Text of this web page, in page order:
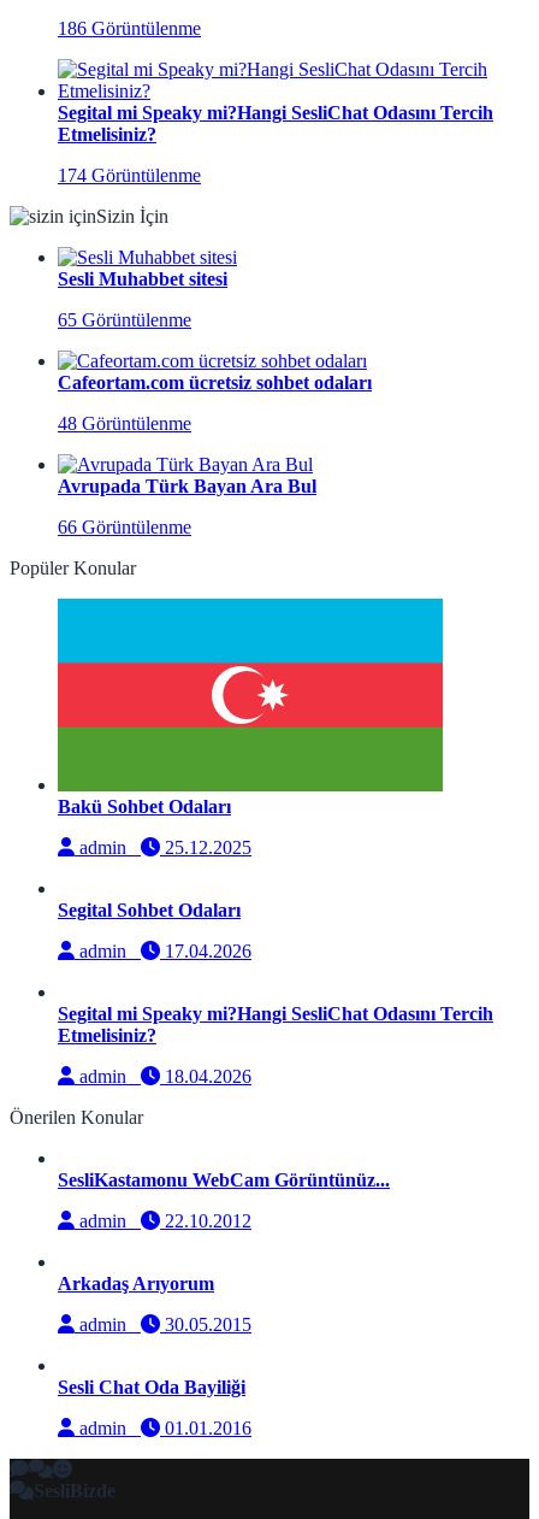
186 Görüntülenme
Segital mi Speaky mi?Hangi SesliChat Odasını Tercih
Etmelisiniz?
174 Görüntülenme
Sizin İçin
Sesli Muhabbet sitesi
65 Görüntülenme
Cafeortam.com ücretsiz sohbet odaları
48 Görüntülenme
Avrupada Türk Bayan Ara Bul
66 Görüntülenme
Popüler Konular
Bakü Sohbet Odaları
admin
25.12.2025
Segital Sohbet Odaları
admin
17.04.2026
Segital mi Speaky mi?Hangi SesliChat Odasını Tercih
Etmelisiniz?
admin
18.04.2026
Önerilen Konular
SesliKastamonu WebCam Görüntünüz...
admin
22.10.2012
Arkadaş Arıyorum
admin
30.05.2015
Sesli Chat Oda Bayiliği
admin
01.01.2016
SesliBizde